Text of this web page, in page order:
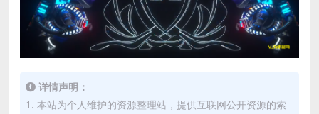
详情声明：
1. 本站为个人维护的资源整理站，提供互联网公开资源的索